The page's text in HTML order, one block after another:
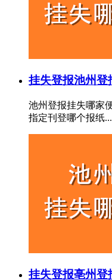
挂失登报池州登
池州登报挂失哪家
指定刊登哪个报纸...
挂失登报亳州登